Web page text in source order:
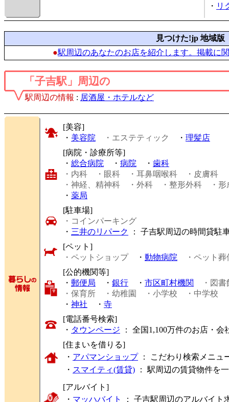
・ リ
見つけた!jp 地域版
●駅周辺のあなたのお店を紹介します。掲載に
「子吉駅」周辺の
駅周辺の情報 : 居酒屋・ホテルなど
[美容]
・ 美容院 ・エステティック ・ 理髪店
[病院・診療所等]
・ 総合病院 ・ 病院 ・ 歯科
・内科
・眼科 ・耳鼻咽喉科 ・皮膚科
・神経、精神科
・外科 ・整形外科
・
・ 薬局
[駐車場]
・コインパーキング
・ 三井のリパーク
： 子吉駅周辺の時間貸駐
[ペット]
・ペットショップ・ 動物病院
・ペット葬
[公的機関等]
・ 郵便局 ・ 銀行 ・ 市区町村機関
・図書
・保育所
・幼稚園 ・小学校 ・中学校
・ 神社 ・ 寺
[電話番号検索]
・ タウンページ ： 全国1,100万件のお店・
[住まいを借りる]
・ アパマンショップ： こだわり検索メニュ
・ スマイティ(賃貸) ： 駅周辺の賃貸物件を
[アルバイト]
・ マッハバイト ： 子吉駅周辺のアルバイト